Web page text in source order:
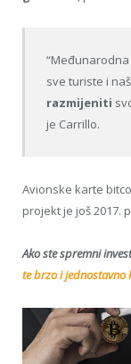
sve turiste i
razmijeniti
je Carrillo.
Avionske karte
projekt je još 2017.
Ako ste spremni
te brzo i jednostavno